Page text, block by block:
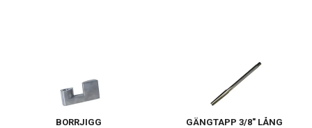
BORRJIGG GÄNGTAPP 3/8" LÅNG